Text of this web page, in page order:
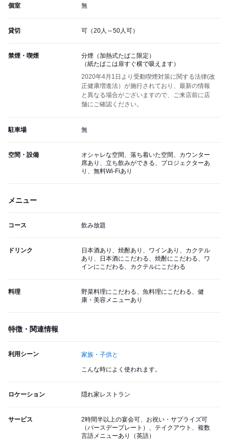
個室 無
貸切 可（20人～50人可）
禁煙・喫煙
分煙（加熱式たばこ限定）
（紙たばこは扉すぐ横で吸えます）
2020年4月1日より受動喫煙対策に関する法律(改
正健康増進法）が施行されており、最新の情報
と異なる場合がございますので、ご来店前に店
舗にご確認ください。
駐車場 無
空間・設備
オシャレな空間、落ち着いた空間、カウンター
席あり、立ち飲みができる、プロジェクターあ
り、無料Wi-Fiあり
メニュー
コース 飲み放題
ドリンク
日本酒あり、焼酎あり、ワインあり、カクテル
あり、日本酒にこだわる、焼酎にこだわる、ワ
インにこだわる、カクテルにこだわる
料理
野菜料理にこだわる、魚料理にこだわる、健
康・美容メニューあり
特徴・関連情報
利用シーン 家族・子供と
こんな時によく使われます。
ロケーション 隠れ家レストラン
サービス
2時間半以上の宴会可、お祝い・サプライズ可
（バースデープレート）、テイクアウト、複数
言語メニューあり（英語）